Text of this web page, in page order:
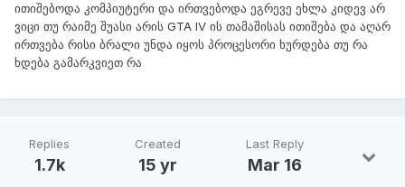
ითიშებოდა კომპიუტერი და ირთვებოდა ეგრევე ეხლა კიდევ არ
ვიცი თუ რაიმე შუასი არის GTA IV ის თამაშისას ითიშება და აღარ
ირთვება რისი ბრალი უნდა იყოს პროცესორი ხურდება თუ რა
ხდება გამარკვიეთ რა
Replies
1.7k
Created
15 yr
Last Reply
Mar 16